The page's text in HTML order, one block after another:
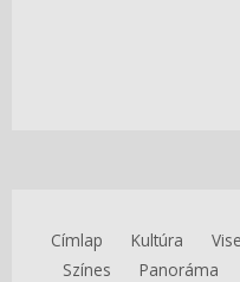
Címlap Kultúra
Színes
Panoráma